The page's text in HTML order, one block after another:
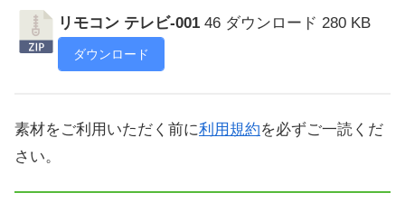
リモコン テレビ-001 46 ダウンロード 280 KB
ダウンロード
素材をご利用いただく前に利用規約を必ずご一読くだ
さい。